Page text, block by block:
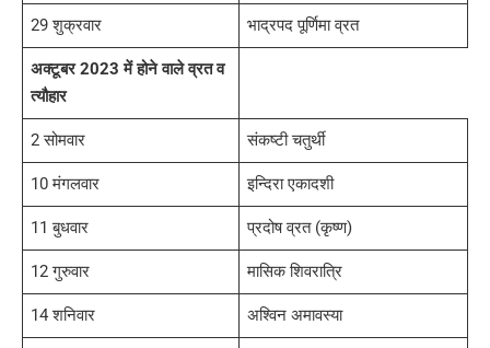
29 शुक्रवार भाद्रपद पूर्णिमा व्रत
अक्टूबर 2023 में होने वाले व्रत व
त्यौहार
2 सोमवार संकष्टी चतुर्थी
10 मंगलवार इन्दिरा एकादशी
11 बुधवार प्रदोष व्रत (कृष्ण)
12 गुरुवार मासिक शिवरात्रि
14 शनिवार अश्विन अमावस्या